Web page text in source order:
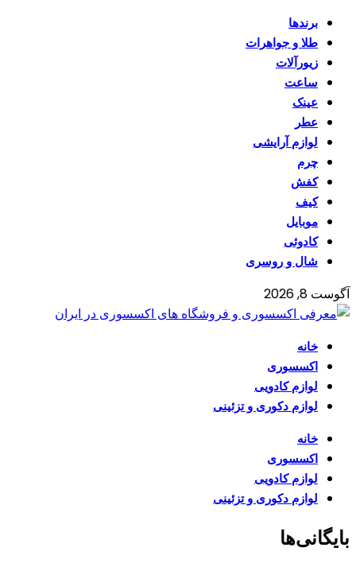
برندها
طلا و جواهرات
زیورآلات
ساعت
عینک
عطر
لوازم آرایشی
چرم
کفش
کیف
موبایل
کادوئی
شال و روسری
آگوست 8, 2026
خانه
اکسسوری
لوازم کادویی
لوازم دکوری و تزئینی
خانه
اکسسوری
لوازم کادویی
لوازم دکوری و تزئینی
بایگانی‌ها